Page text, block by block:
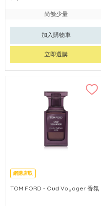
尚餘少量
加入購物車
立即選購
網購店取
TOM FORD - Oud Voyager 香氛